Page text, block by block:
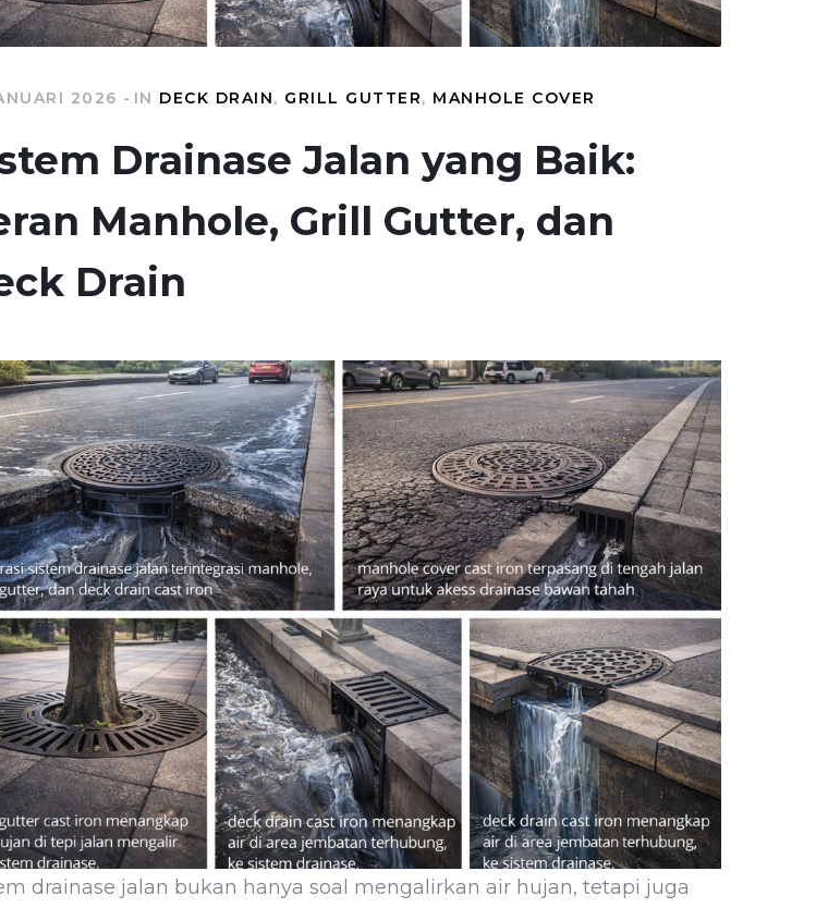
2026 IN DECK DRAIN, GRILL GUTTER, MANHOLE COVER
Drainase Jalan yang Baik:
Manhole, Grill Gutter, dan
Drain
drainase jalan bukan hanya soal mengalirkan air hujan, tetapi juga